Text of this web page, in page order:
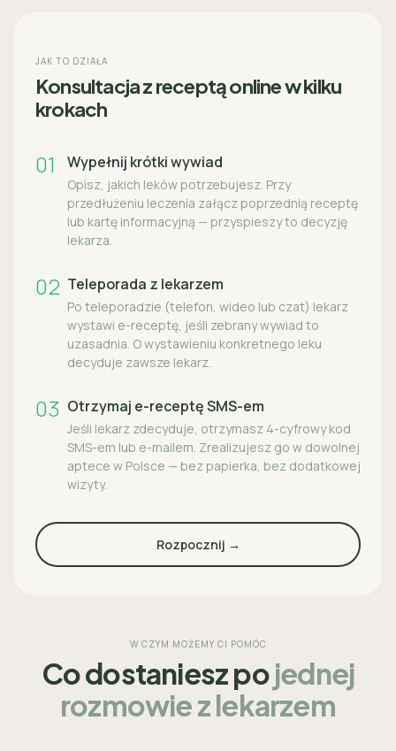
JAK TO DZIAŁA
Konsultacja z receptą online w kilku
krokach
01 Wypełnij krótki wywiad
Opisz, jakich leków potrzebujesz. Przy
przedłużeniu leczenia załącz poprzednią receptę
lub kartę informacyjną — przyspieszy to decyzję
lekarza.
02 Teleporada z lekarzem
Po teleporadzie (telefon, wideo lub czat) lekarz
wystawi e-receptę, jeśli zebrany wywiad to
uzasadnia. O wystawieniu konkretnego leku
decyduje zawsze lekarz.
03 Otrzymaj e-receptę SMS-em
Jeśli lekarz zdecyduje, otrzymasz 4-cyfrowy kod
SMS-em lub e-mailem. Zrealizujesz go w dowolnej
aptece w Polsce — bez papierka, bez dodatkowej
wizyty.
Rozpocznij →
W CZYM MOŻEMY CI POMÓC
Co dostaniesz pojednej
rozmowie z lekarzem